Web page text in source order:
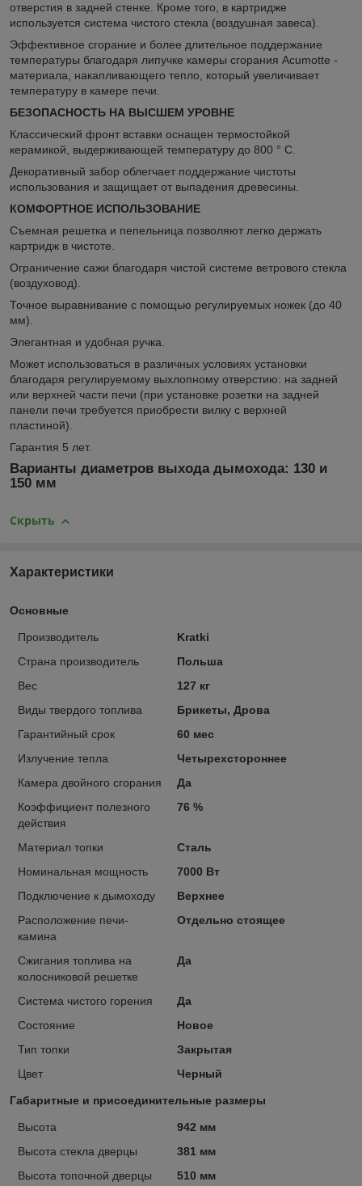
отверстия в задней стенке. Кроме того, в картридже
используется система чистого стекла (воздушная завеса).
Эффективное сгорание и более длительное поддержание
температуры благодаря липучке камеры сгорания Acumotte -
материала, накапливающего тепло, который увеличивает
температуру в камере печи.
БЕЗОПАСНОСТЬ НА ВЫСШЕМ УРОВНЕ
Классический фронт вставки оснащен термостойкой
керамикой, выдерживающей температуру до 800 ° C.
Декоративный забор облегчает поддержание чистоты
использования и защищает от выпадения древесины.
КОМФОРТНОЕ ИСПОЛЬЗОВАНИЕ
Съемная решетка и пепельница позволяют легко держать
картридж в чистоте.
Ограничение сажи благодаря чистой системе ветрового стекла
(воздуховод).
Точное выравнивание с помощью регулируемых ножек (до 40
мм).
Элегантная и удобная ручка.
Может использоваться в различных условиях установки
благодаря регулируемому выхлопному отверстию: на задней
или верхней части печи (при установке розетки на задней
панели печи требуется приобрести вилку с верхней
пластиной).
Гарантия 5 лет.
Варианты диаметров выхода дымохода: 130 и
150 мм
Скрыть
Характеристики
Основные
Производитель
Kratki
Страна производитель
Польша
Вес
127 кг
Виды твердого топлива
Брикеты, Дрова
Гарантийный срок
60 мес
Излучение тепла
Четырехстороннее
Камера двойного сгорания
Да
Коэффициент полезного
действия
76 %
Материал топки
Сталь
Номинальная мощность
7000 Вт
Подключение к дымоходу
Верхнее
Расположение печи-
камина
Отдельно стоящее
Сжигания топлива на
колосниковой решетке
Да
Система чистого горения
Да
Состояние
Новое
Тип топки
Закрытая
Цвет
Черный
Габаритные и присоединительные размеры
Высота
942 мм
Высота стекла дверцы
381 мм
Высота топочной дверцы
510 мм